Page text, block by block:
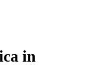
in